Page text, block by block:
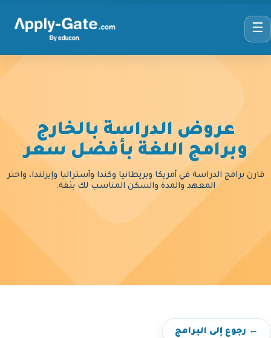
☰
عروض الدراسة بالخارج
وبرامج اللغة بأفضل سعر
قارن برامج الدراسة في أمريكا وبريطانيا وكندا وأستراليا وإيرلندا، واختر
المعهد والمدة والسكن المناسب لك بثقة.
← رجوع إلى البرامج